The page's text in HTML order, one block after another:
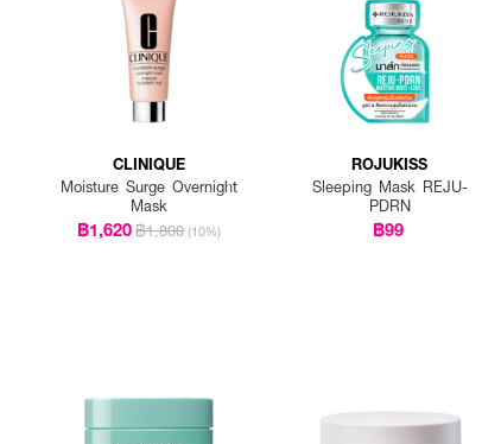
CLINIQUE
Moisture Surge Overnight
Mask
฿1,620฿1,800 (10%)
ROJUKISS
Sleeping Mask REJU-
PDRN
฿99